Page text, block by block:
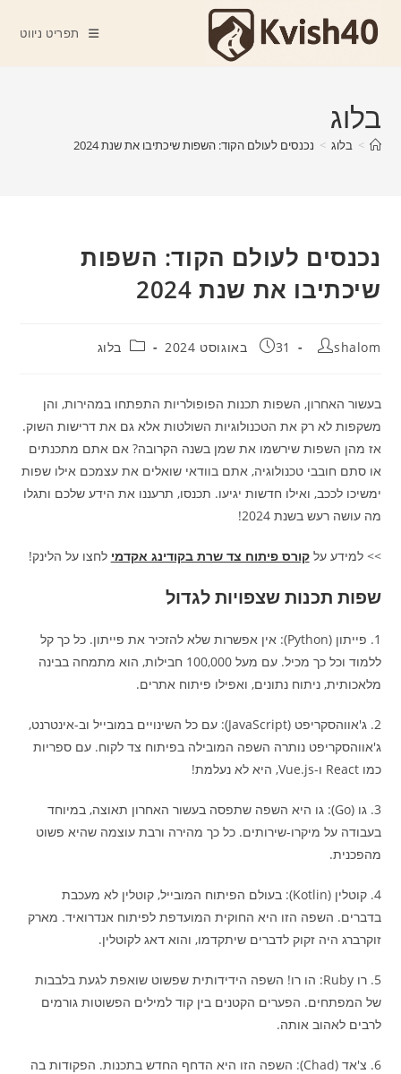
תפריט ניווט
בלוג
> בלוג > נכנסים לעולם הקוד: השפות שיכתיבו את שנת 2024
נכנסים לעולם הקוד: השפות
שיכתיבו את שנת 2024
מחבר:
shalom פורסם:
31 באוגוסט 2024 קטגוריה:
בלוג
בעשור האחרון, השפות תכנות הפופולריות התפתחו במהירות, והן
משקפות לא רק את הטכנולוגיות השולטות אלא גם את דרישות השוק.
אז מהן השפות שירשמו את שמן בשנה הקרובה? אם אתם מתכנתים
או סתם חובבי טכנולוגיה, אתם בוודאי שואלים את עצמכם אילו שפות
ימשיכו לככב, ואילו חדשות יגיעו. תכנסו, תרעננו את הידע שלכם ותגלו
מה עושה רעש בשנת 2024!
>> למידע עלקורס פיתוח צד שרת בקודינג אקדמי לחצו על הלינק!
שפות תכנות שצפויות לגדול
1. פייתון (Python): אין אפשרות שלא להזכיר את פייתון. כל כך קל
ללמוד וכל כך מכיל. עם מעל 100,000 חבילות, הוא מתמחה בבינה
מלאכותית, ניתוח נתונים, ואפילו פיתוח אתרים.
2. ג'אווהסקריפט (JavaScript): עם כל השינויים במובייל וב-אינטרנט,
ג'אווהסקריפט נותרה השפה המובילה בפיתוח צד לקוח. עם ספריות
כמו React ו-Vue.js, היא לא נעלמת!
3. גו (Go): גו היא השפה שתפסה בעשור האחרון תאוצה, במיוחד
בעבודה על מיקרו-שירותים. כל כך מהירה ורבת עוצמה שהיא פשוט
מהפכנית.
4. קוטלין (Kotlin): בעולם הפיתוח המובייל, קוטלין לא מעכבת
בדברים. השפה הזו היא החוקית המועדפת לפיתוח אנדרואיד. מארק
זוקרברג היה זקוק לדברים שיתקדמו, והוא דאג לקוטלין.
5. רו Ruby: הו רו! השפה הידידותית שפשוט שואפת לגעת בלבבות
של המפתחים. הפערים הקטנים בין קוד למילים הפשוטות גורמים
לרבים לאהוב אותה.
6. צ'אד (Chad): השפה הזו היא הדחף החדש בתכנות. הפקודות בה